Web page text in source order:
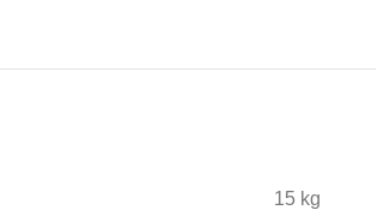
15 kg